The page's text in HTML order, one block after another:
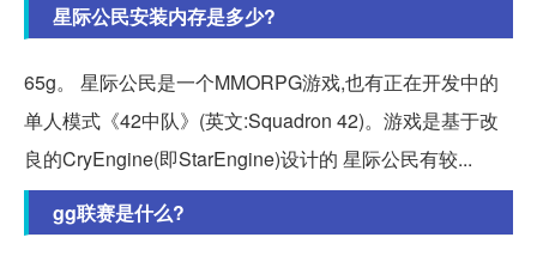
星际公民安装内存是多少?
65g。 星际公民是一个MMORPG游戏,也有正在开发中的
单人模式《42中队》(英文:Squadron 42)。游戏是基于改
良的CryEngine(即StarEngine)设计的 星际公民有较...
gg联赛是什么?